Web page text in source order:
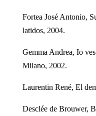
Fortea José Antonio,
latidos, 2004.
Gemma Andrea, Io
Milano, 2002.
Laurentin René, El
Desclée de Brouwer,